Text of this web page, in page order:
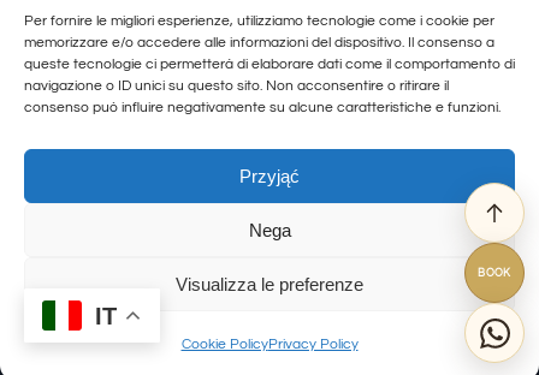
Per fornire le migliori esperienze, utilizziamo tecnologie come i cookie per
memorizzare e/o accedere alle informazioni del dispositivo. Il consenso a
queste tecnologie ci permetterà di elaborare dati come il comportamento di
navigazione o ID unici su questo sito. Non acconsentire o ritirare il
consenso può influire negativamente su alcune caratteristiche e funzioni.
Przyjąć
Nega
Visualizza le preferenze
Cookie PolicyPrivacy Policy
Calamandrei 145 Arezzo (AR) |Cookie Policy|Privacy
Policy
Allegra Toscana Arezzo
Granducato natura
© Copyright 2012 - 2026 | GranDucatoCollection | All Rights Reserved
IT
BOOK